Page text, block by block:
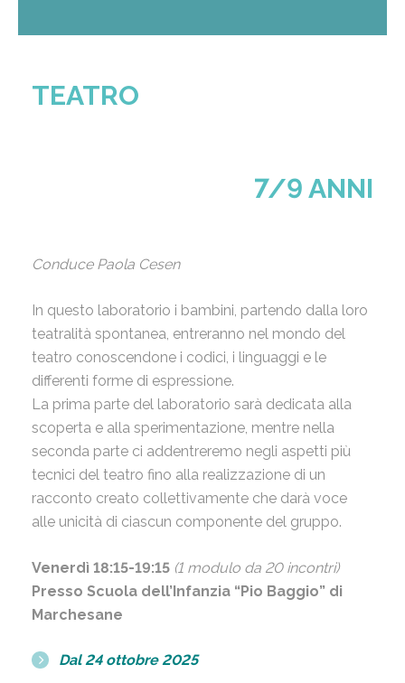
TEATRO
7/9 ANNI
Conduce Paola Cesen
In questo laboratorio i bambini, partendo dalla loro
teatralità spontanea, entreranno nel mondo del
teatro conoscendone i codici, i linguaggi e le
differenti forme di espressione.
La prima parte del laboratorio sarà dedicata alla
scoperta e alla sperimentazione, mentre nella
seconda parte ci addentreremo negli aspetti più
tecnici del teatro fino alla realizzazione di un
racconto creato collettivamente che darà voce
alle unicità di ciascun componente del gruppo.
Venerdì 18:15-19:15 (1 modulo da 20 incontri)
Presso Scuola dell’Infanzia “Pio Baggio” di
Marchesane
Dal 24 ottobre 2025